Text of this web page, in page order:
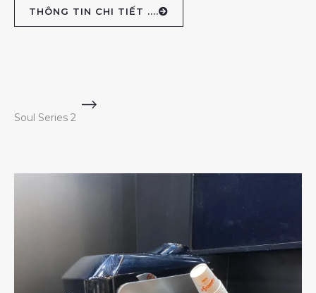
THÔNG TIN CHI TIẾT ....
Soul Series 2